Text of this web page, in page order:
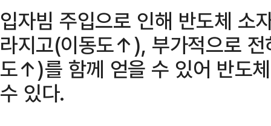
입자빔 주입으로 인해 반도체 소
라지고(이동도↑), 부가적으로
도↑)를 함께 얻을 수 있어 반도
수 있다.